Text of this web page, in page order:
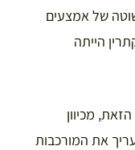
של אמצעים
הייתה
מכיוון
את המורכבות